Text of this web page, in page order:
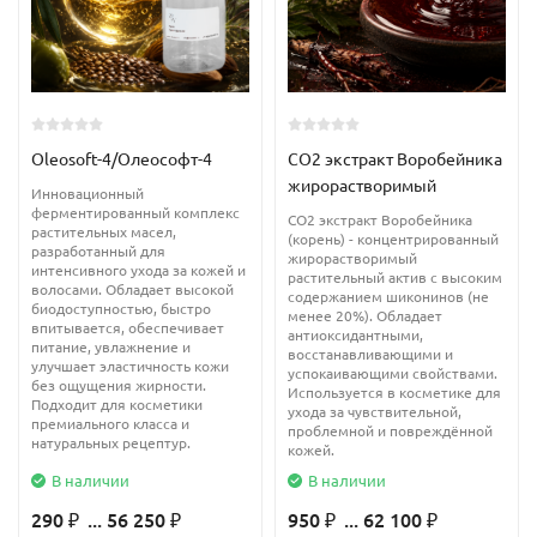
Масло жожоба применение:
Масло жожоба применяетсяв фармацевтической
промышленности, ограниченно в комбикормовой
промышленности (жмых содержит до 33% белка и simmondsin
– вещество подавляющее аппетит), в производстве некоторых
смазочных материалов и при изготовлении косметики.
Масло жожоба, в качестве добавки, получило широкое
применение в косметической промышленности, особенно у
тех производителей, которые делают продукцию из
натуральных компонентов. В частности, масло жожоба можно
встретить в составе лосьонов и увлажняющих кремов,
шампуней и кондиционеров.
Масло, в чистом виде, может быть использовано в качестве:
Бальзама для губ
Oleosoft-4/Олеософт-4
Инновационный
ферментированный комплекс
растительных масел,
разработанный для
интенсивного ухода за кожей и
волосами. Обладает высокой
биодоступностью, быстро
впитывается, обеспечивает
питание, увлажнение и
улучшает эластичность кожи
без ощущения жирности.
Подходит для косметики
премиального класса и
натуральных рецептур.
В наличии
290 ₽ ... 56 250 ₽
СО2 экстракт Воробейника
жирорастворимый
CO2 экстракт Воробейника
(корень) - концентрированный
жирорастворимый
растительный актив с высоким
содержанием шиконинов (не
менее 20%). Обладает
антиоксидантными,
восстанавливающими и
успокаивающими свойствами.
Используется в косметике для
ухода за чувствительной,
проблемной и повреждённой
кожей.
В наличии
950 ₽ ... 62 100 ₽